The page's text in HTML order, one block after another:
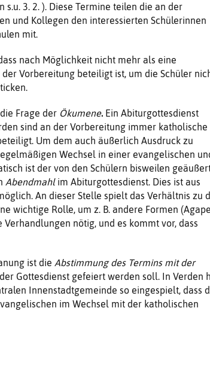
3. 2. ). Diese Termine teilen die an der
und Kollegen den interessierten Schülerinnen
mit.
nach Möglichkeit nicht mehr als eine
Vorbereitung beteiligt ist, um die Schüler
Frage der Ökumene. Ein Abiturgottesdienst
sind an der Vorbereitung immer katholische
Um dem auch äußerlich Ausdruck zu
Wechsel in einer evangelischen
ist der von den Schülern bisweilen
Abendmahlim Abiturgottesdienst. Dies ist aus
An dieser Stelle spielt das Verhältnis zu
wichtige Rolle, um z. B. andere Formen
nötig, und es kommt vor, dass
ist die Abstimmung des Termins mit der
Gottesdienst gefeiert werden soll. In Verden
Innenstadtgemeinde so eingespielt, dass
im Wechsel mit der katholischen